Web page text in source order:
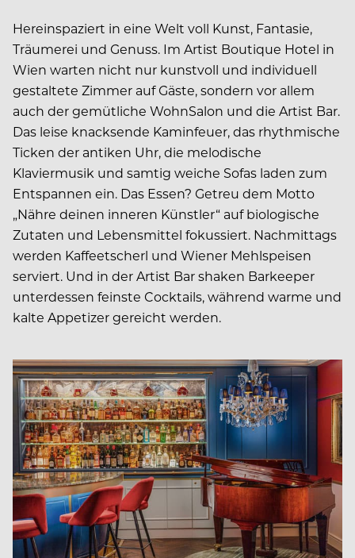
Hereinspaziert in eine Welt voll Kunst, Fantasie,
Träumerei und Genuss. Im Artist Boutique Hotel in
Wien warten nicht nur kunstvoll und individuell
gestaltete Zimmer auf Gäste, sondern vor allem
auch der gemütliche WohnSalon und die Artist Bar.
Das leise knacksende Kaminfeuer, das rhythmische
Ticken der antiken Uhr, die melodische
Klaviermusik und samtig weiche Sofas laden zum
Entspannen ein. Das Essen? Getreu dem Motto
„Nähre deinen inneren Künstler“ auf biologische
Zutaten und Lebensmittel fokussiert. Nachmittags
werden Kaffeetscherl und Wiener Mehlspeisen
serviert. Und in der Artist Bar shaken Barkeeper
unterdessen feinste Cocktails, während warme und
kalte Appetizer gereicht werden.